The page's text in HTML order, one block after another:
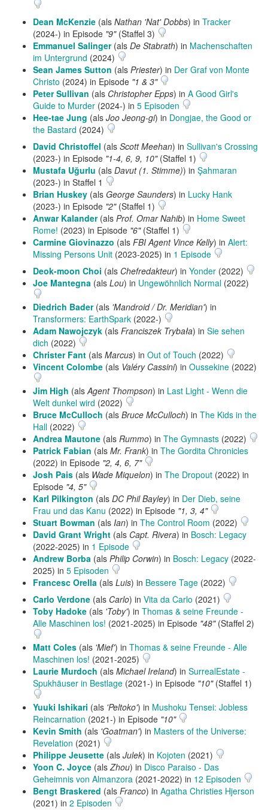
Dean McKenzie (als Nathan 'Nat' Dobbs) in Tracker
(2024-) in Episode "9"(Staffel 3)
Emmanuel Salinger(als De Stabrath) in Machenschaften
im Untergrund (2024)
Sean James Sutton (als Priester) in Der Graf von Monte
Christo (2024) in Episode "1 & 3"
Peter Sullivan (als Christopher Epps) in A Good Girl's
Guide to Murder (2024-) in 5 Episoden
Hee-tae Jung (als Joo Jeong-gi) in Dongjae, the Good or
the Bastard (2024)
David Christoffel (als Scott Meehan) in Sullivan's Crossing
(2023-) in Episode "1-4, 6, 9, 10"(Staffel 1)
Mustafa Uğurlu (als Davut (1. Stimme)) in Şahmaran
(2023-) in Staffel 1
Brian Huskey (als George Saunders) in Lucky Hank
(2023-) in Episode "2"(Staffel 1)
Anwar Kalander(als Prof. Omar Nahib) in Home Sweet
Rome! (2023) in Episode "6"(Staffel 1)
Carmine Giovinazzo (als FBI Agent Vince Kelly) in Alert:
Missing Persons Unit (2023-2025) in 1 Episode
Deok-moon Choi (als Chefredakteur) in Yonder (2022)
Joe Mantegna (als Lou) in Ungewöhnlich Normal (2022)
Diedrich Bader(als 'Mandroid / Dr. Meridian') in
Transformers: EarthSpark (2022-)
Adam Nawojczyk (als Franciszek Trybała) in Sie sehen
dich (2022)
Christer Fant (als Marcus) in Out of Touch (2022)
Vincent Colombe (als Valéry Cassini) in Oussekine (2022)
Jim High (alsAgent Thompson) in Last Light - Wenn die
Welt dunkel wird (2022)
Bruce McCulloch (als Bruce McCulloch) in The Kids in the
Hall (2022)
Andrea Mautone (als Rummo) in The Gymnasts (2022)
Patrick Fabian (als Mr. Frank) in The Gordita Chronicles
(2022) in Episode "2, 4, 6, 7"
Josh Pais (als Wade Miquelon) in The Dropout (2022) in
Episode "4, 5"
Karl Pilkington (als DC Phil Bayley) in Der Dieb, seine
Frau und das Kanu (2022) in Episode "1, 3, 4"
Stuart Bowman (als Ian) in The Control Room (2022)
David Grant Wright (als Capt. Rivera) in Bosch: Legacy
(2022-2025) in 1 Episode
Andrew Borba (als Philip Corwin) in Bosch: Legacy (2022-
2025) in 5 Episoden
Francesc Orella (als Luis) in Bessere Tage (2022)
Carlo Verdone (als Carlo) in Vita da Carlo (2021)
Toby Hadoke (als 'Toby') in Thomas & seine Freunde -
Alle Maschinen los! (2021-2025) in Episode "48"(Staffel 2)
Matt Coles (als 'Mief') in Thomas & seine Freunde - Alle
Maschinen los! (2021-2025)
Laurie Murdoch (als Michael Ireland) in SurrealEstate -
Spukhäuser in Bestlage (2021-) in Episode "10"(Staffel 1)
Yuuki Ishikari (als 'Peltoko') in Mushoku Tensei: Jobless
Reincarnation (2021-) in Episode "10"
Kevin Smith (als 'Goatman') in Masters of the Universe:
Revelation (2021)
Philippe Jeusette (als Julek) in Kojoten (2021)
Yoon C. Joyce (alsZhou) in Disco Paraiso - Das
Geheimnis von Almanzora (2021-2022) in 12 Episoden
Bengt Braskered (als Franco) in Agatha Christies Hjerson
(2021) in 2 Episoden